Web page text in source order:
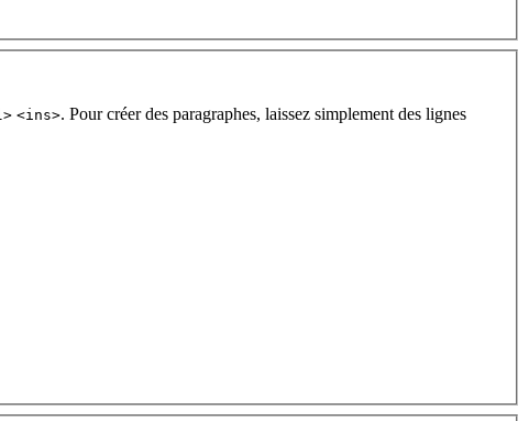
<ins>. Pour créer des paragraphes, laissez simplement des lignes